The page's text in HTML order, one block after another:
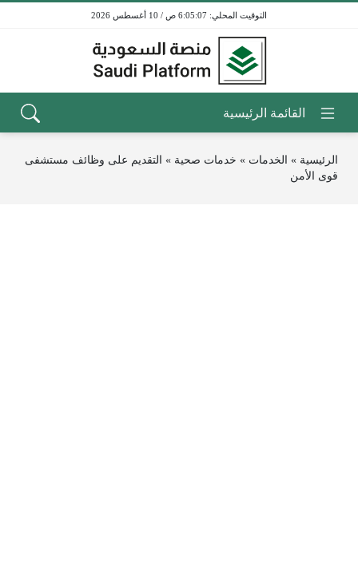
6:05:07 ص / 10 أغسطس 2026
الرئيسية » الخدمات » خدمات صحية » التقديم على وظائف مستشفى
قوى الأمن